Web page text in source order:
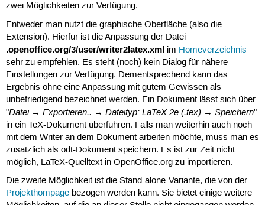
zwei Möglichkeiten zur Verfügung.
Entweder man nutzt die graphische Oberfläche (also die
Extension). Hierfür ist die Anpassung der Datei
.openoffice.org/3/user/writer2latex.xmlim Homeverzeichnis
sehr zu empfehlen. Es steht (noch) kein Dialog für nähere
Einstellungen zur Verfügung. Dementsprechend kann das
Ergebnis ohne eine Anpassung mit gutem Gewissen als
unbefriedigend bezeichnet werden. Ein Dokument lässt sich über
"Datei→ Exportieren.. → Dateityp: LaTeX 2e (.tex) → Speichern"
in ein TeX-Dokument überführen. Falls man weiterhin auch noch
mit dem Writer an dem Dokument arbeiten möchte, muss man es
zusätzlich als odt-Dokument speichern. Es ist zur Zeit nicht
möglich, LaTeX-Quelltext in OpenOffice.org zu importieren.
Die zweite Möglichkeit ist die Stand-alone-Variante, die von der
Projekthompagebezogen werden kann. Sie bietet einige weitere